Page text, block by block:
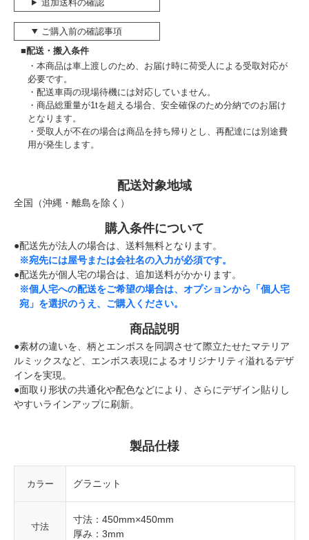
追加送料の確認
ご購入前の確認事項
■配送・搬入条件
本商品は車上渡しのため、お届け時に荷受人による受取対応が
必要です。
配送車両の現場待機には対応していません。
商品総重量が1tを超える場合、安全確保のため分納でのお届け
となります。
受取人が不在の場合は商品を持ち帰りとし、再配達には別途費
用が発生します。
配送対象地域
全国（沖縄・離島を除く）
購入条件について
●配送先が法人の場合は、送料無料となります。
※宛先には屋号または会社名の入力が必須です。
●配送先が個人宅の場合は、追加送料がかかります。
※個人宅への配送をご希望の場合は、オプションから「個人宅
宛」を選択のうえ、ご購入ください。
商品説明
●素材の違いを、柄とエンボスを同調させて際立たせたマテリア
ルミックスなど、エンボス表現によるオリジナリティ溢れるデザ
インを実現。
●面取り形状の共通化や配色などにより、さらにデザイン貼りし
やすいラインアップに刷新。
製品仕様
カラー グラニット
寸法
寸法：450mm×450mm
厚み：3mm